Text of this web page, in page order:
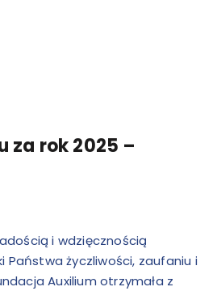
za rok 2025 –
i wdzięcznością
Państwa życzliwości, zaufaniu i
Auxilium otrzymała z